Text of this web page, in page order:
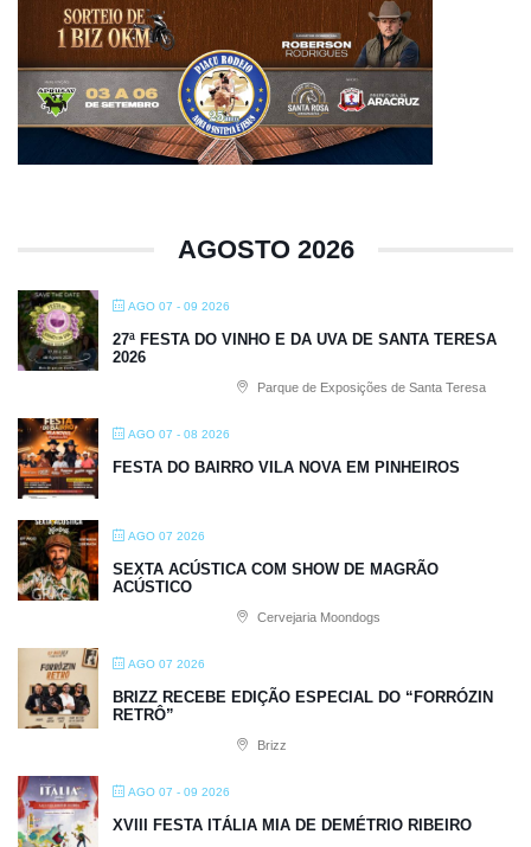
AGOSTO 2026
AGO 07 - 09 2026
27ª FESTA DO VINHO E DA UVA DE SANTA TERESA
2026
Parque de Exposições de Santa Teresa
AGO 07 - 08 2026
FESTA DO BAIRRO VILA NOVA EM PINHEIROS
AGO 07 2026
SEXTA ACÚSTICA COM SHOW DE MAGRÃO
ACÚSTICO
Cervejaria Moondogs
AGO 07 2026
BRIZZ RECEBE EDIÇÃO ESPECIAL DO “FORRÓZIN
RETRÔ”
Brizz
AGO 07 - 09 2026
XVIII FESTA ITÁLIA MIA DE DEMÉTRIO RIBEIRO